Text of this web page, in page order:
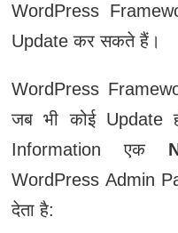
WordPress
Update कर सकते हैं।
WordPress
जब भी कोई Update
Information एक
WordPress Admin
देता है: